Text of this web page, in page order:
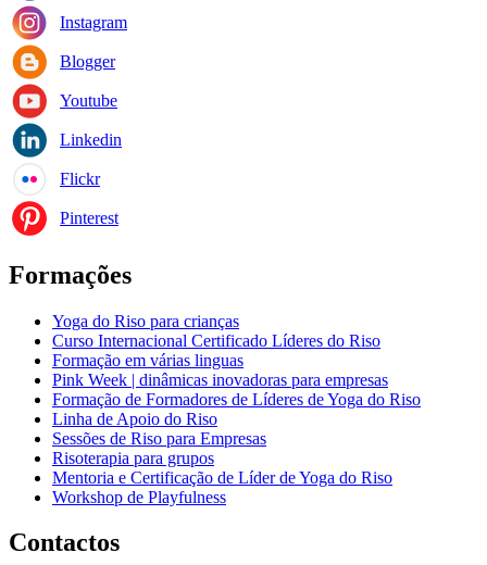
Instagram
Blogger
Youtube
Linkedin
Flickr
Pinterest
Formações
Yoga do Riso para crianças
Curso Internacional Certificado Líderes do Riso
Formação em várias linguas
Pink Week | dinâmicas inovadoras para empresas
Formação de Formadores de Líderes de Yoga do Riso
Linha de Apoio do Riso
Sessões de Riso para Empresas
Risoterapia para grupos
Mentoria e Certificação de Líder de Yoga do Riso
Workshop de Playfulness
Contactos